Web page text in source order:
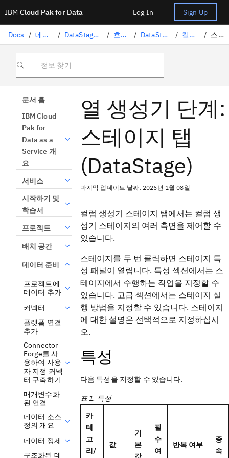
IBM Cloud Pak for Data Log In Sign Up
Docs / 데이터 준비 / DataStage로 데이터 변환 / 흐름 설계 / DataStage 스테이지 / 컬럼 생성기 / 스테이지 탭
정보 찾기
문서 홈
IBM Cloud
Pak for
Data as a
Service 개
요
서비스
시작하기 및
학습서
프로젝트
배치 공간
데이터 준비
프로젝트에
데이터 추가
커넥터
플랫폼 연결
추가
Connector
Forge를 사
용하여 사용
자 지정 커넥
터 구축하기
매개변수화
된 연결
데이터 소스
정의 개요
데이터 정제
구조화된 데
열 생성기 단계:
스테이지 탭
(DataStage)
마지막 업데이트 날짜: 2026년 1월 08일
컬럼 생성기 스테이지 탭에서는 컬럼 생
성기 스테이지의 여러 측면을 제어할 수
있습니다.
스테이지를 두 번 클릭하면 스테이지 특
성 패널이 열립니다. 특성 섹션에서는 스
테이지에서 수행하는 작업을 지정할 수
있습니다. 고급 섹션에서는 스테이지 실
행 방법을 지정할 수 있습니다. 스테이지
에 대한 설명은 선택적으로 지정하십시
오.
특성
다음 특성을 지정할 수 있습니다.
표 1. 특성
카
테
고
리/
값
기
본
필
수
여
반복 여부
종
속